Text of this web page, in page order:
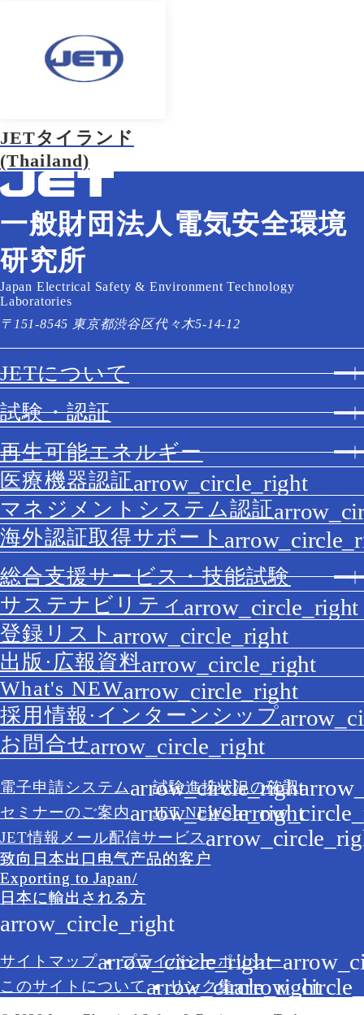
JETタイランド
(Thailand)
一般財団法人電気安全環境
研究所
Japan Electrical Safety & Environment Technology
Laboratories
〒151-8545 東京都渋谷区代々木5-14-12
JETについて
サステナビリティ
登録リスト
出版·広報資料
What's NEW
採用情報·インターンシップ
お問合せ
試験・認証
再生可能エネルギー
医療機器認証
マネジメントシステム認証
海外認証取得サポート
総合支援サービス・技能試験
電子申請システム
試験進捗状況の確認
セミナーのご案内
JET NEWS
JET情報メール配信サービス
致向日本出口电气产品的客户
Exporting to Japan/
日本に輸出される方
サイトマップ
プライバシーポリシー
このサイトについて
リンク集